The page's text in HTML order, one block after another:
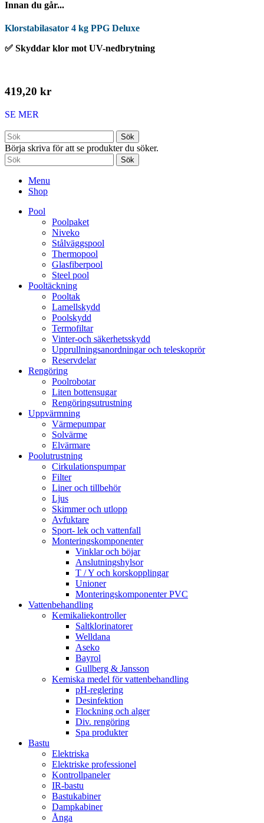
Innan du går...
Klorstabilasator 4 kg PPG Deluxe
✅ Skyddar klor mot UV-nedbrytning
419,20 kr
SE MER
Sök
Börja skriva för att se produkter du söker.
Sök
Menu
Shop
Pool
Poolpaket
Niveko
Stålväggspool
Thermopool
Glasfiberpool
Steel pool
Pooltäckning
Pooltak
Lamellskydd
Poolskydd
Termofiltar
Vinter-och säkerhetsskydd
Upprullningsanordningar och teleskoprör
Reservdelar
Rengöring
Poolrobotar
Liten bottensugar
Rengöringsutrustning
Uppvärmning
Värmepumpar
Solvärme
Elvärmare
Poolutrustning
Cirkulationspumpar
Filter
Liner och tillbehör
Ljus
Skimmer och utlopp
Avfuktare
Sport- lek och vattenfall
Monteringskomponenter
Vinklar och böjar
Anslutningshylsor
T / Y och korskopplingar
Unioner
Monteringskomponenter PVC
Vattenbehandling
Kemikaliekontroller
Saltklorinatorer
Welldana
Aseko
Bayrol
Gullberg & Jansson
Kemiska medel för vattenbehandling
pH-reglering
Desinfektion
Flockning och alger
Div. rengöring
Spa produkter
Bastu
Elektriska
Elektriske professionel
Kontrollpaneler
IR-bastu
Bastukabiner
Dampkabiner
Ånga